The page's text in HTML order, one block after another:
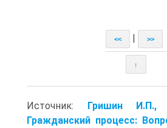
<< >>
↑
Источник: Гришин И.П.,
Гражданский процесс: